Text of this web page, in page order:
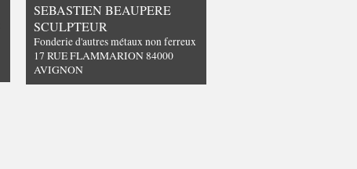
SEBASTIEN BEAUPERE
SCULPTEUR
Fonderie d'autres métaux non ferreux
17 RUE FLAMMARION 84000
AVIGNON